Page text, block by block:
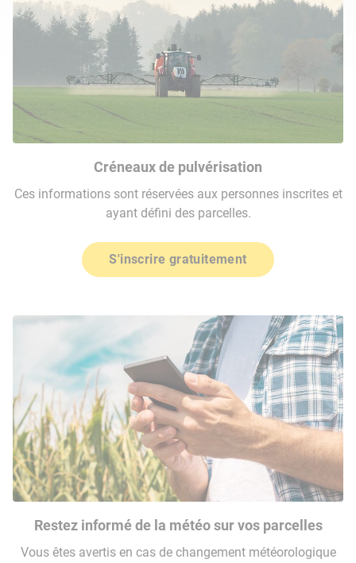
Créneaux de pulvérisation
Ces informations sont réservées aux personnes inscrites et
ayant défini des parcelles.
S'inscrire gratuitement
Restez informé de la météo sur vos parcelles
Vous êtes avertis en cas de changement météorologique